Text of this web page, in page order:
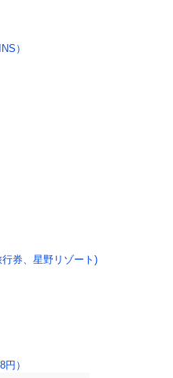
）
券、星野リゾート)
）